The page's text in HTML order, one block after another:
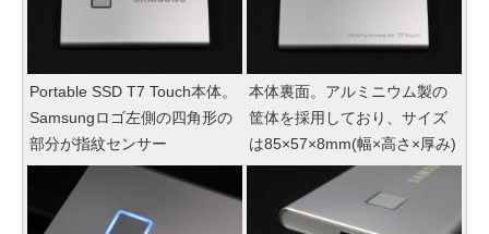
Portable SSD T7 Touch本体。
Samsungロゴ左側の四角形の
部分が指紋センサー
本体裏面。アルミニウム製の
筐体を採用しており、サイズ
は85×57×8mm(幅×高さ×厚み)